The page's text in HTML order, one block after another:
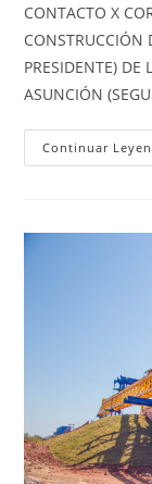
CONTACTO X
CONSTRUCCIÓN
PRESIDENTE) DE
ASUNCIÓN
Continuar